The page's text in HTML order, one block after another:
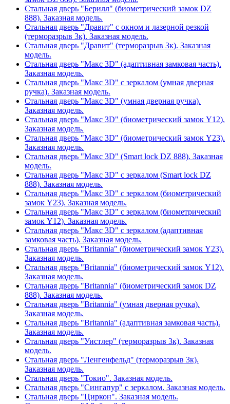
Стальная дверь "Берилл" (биометрический замок DZ
888). Заказная модель.
Стальная дверь "Дравит" с окном и лазерной резкой
(терморазрыв 3к). Заказная модель.
Стальная дверь "Дравит" (терморазрыв 3к). Заказная
модель.
Стальная дверь "Макс 3D" (адаптивная замковая часть).
Заказная модель.
Стальная дверь "Макс 3D" с зеркалом (умная дверная
ручка). Заказная модель.
Стальная дверь "Макс 3D" (умная дверная ручка).
Заказная модель.
Стальная дверь "Макс 3D" (биометрический замок Y12).
Заказная модель.
Стальная дверь "Макс 3D" (биометрический замок Y23).
Заказная модель.
Стальная дверь "Макс 3D" (Smart lock DZ 888). Заказная
модель.
Стальная дверь "Макс 3D" с зеркалом (Smart lock DZ
888). Заказная модель.
Стальная дверь "Макс 3D" с зеркалом (биометрический
замок Y23). Заказная модель.
Стальная дверь "Макс 3D" с зеркалом (биометрический
замок Y12). Заказная модель.
Стальная дверь "Макс 3D" с зеркалом (адаптивная
замковая часть). Заказная модель.
Стальная дверь "Britannia" (биометрический замок Y23).
Заказная модель.
Стальная дверь "Britannia" (биометрический замок Y12).
Заказная модель.
Стальная дверь "Britannia" (биометрический замок DZ
888). Заказная модель.
Стальная дверь "Britannia" (умная дверная ручка).
Заказная модель.
Стальная дверь "Britannia" (адаптивная замковая часть).
Заказная модель.
Стальная дверь "Уистлер" (терморазрыв 3к). Заказная
модель.
Стальная дверь "Ленгенфельд" (терморазрыв 3к).
Заказная модель.
Стальная дверь "Токио". Заказная модель.
Стальная дверь "Сингапур" с зеркалом. Заказная модель.
Стальная дверь "Циркон". Заказная модель.